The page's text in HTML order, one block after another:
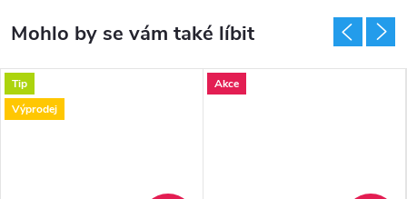
Tip
Výprodej
Akce